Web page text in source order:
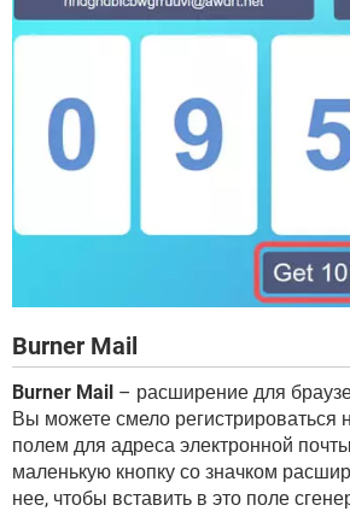
Burner Mail
Burner Mail – расширение для
Вы можете смело регистрироваться
полем для адреса электронной
маленькую кнопку со значком
нее, чтобы вставить в это поле